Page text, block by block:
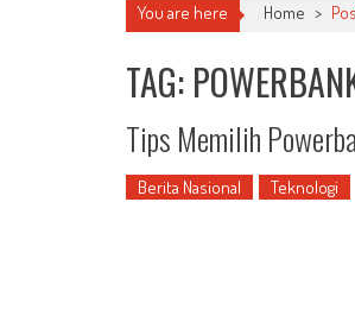
You are here Home >
TAG:
Tips Memilih
Berita Nasional Teknologi